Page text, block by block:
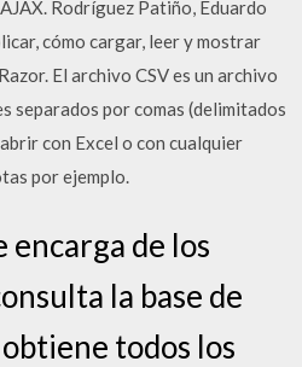
Rodríguez Patiño, Eduardo
cómo cargar, leer y mostrar
El archivo CSV es un archivo
separados por comas (delimitados
con Excel o con cualquier
por ejemplo.
encarga de los
la base de
todos los